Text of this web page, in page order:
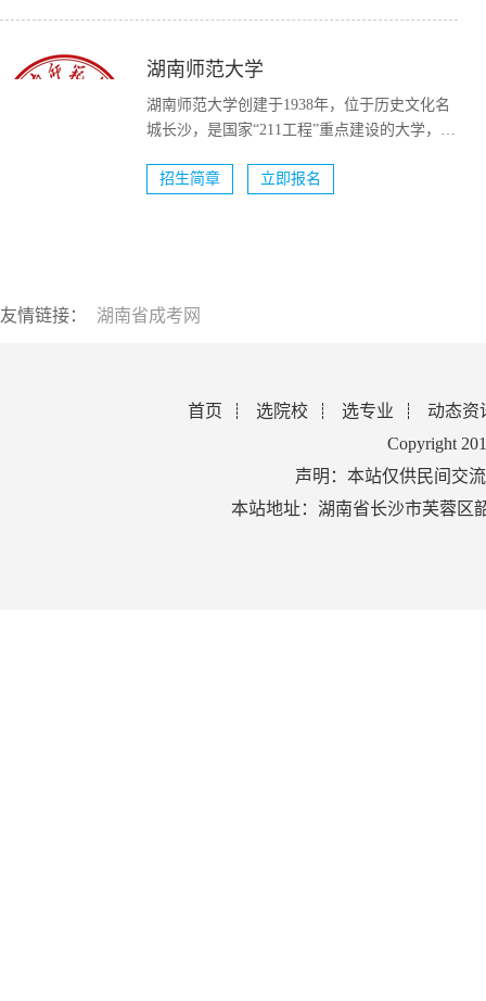
湖南师范大学
湖南师范大学创建于1938年，位于历史文化名
城长沙，是国家“211工程”重点建设的大学，国
招生简章
立即报名
友情链接： 湖南省成考网
首页 选院校 选专业
动态资
Copyright
声明：本站仅供民间交
本站地址：湖南省长沙市芙蓉区